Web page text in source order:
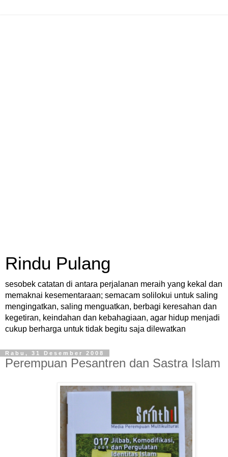
Rindu Pulang
sesobek catatan di antara perjalanan meraih yang kekal dan
memaknai kesementaraan; semacam solilokui untuk saling
mengingatkan, saling menguatkan, berbagi keresahan dan
kegetiran, keindahan dan kebahagiaan, agar hidup menjadi
cukup berharga untuk tidak begitu saja dilewatkan
Rabu, 31 Desember 2008
Perempuan Pesantren dan Sastra Islam